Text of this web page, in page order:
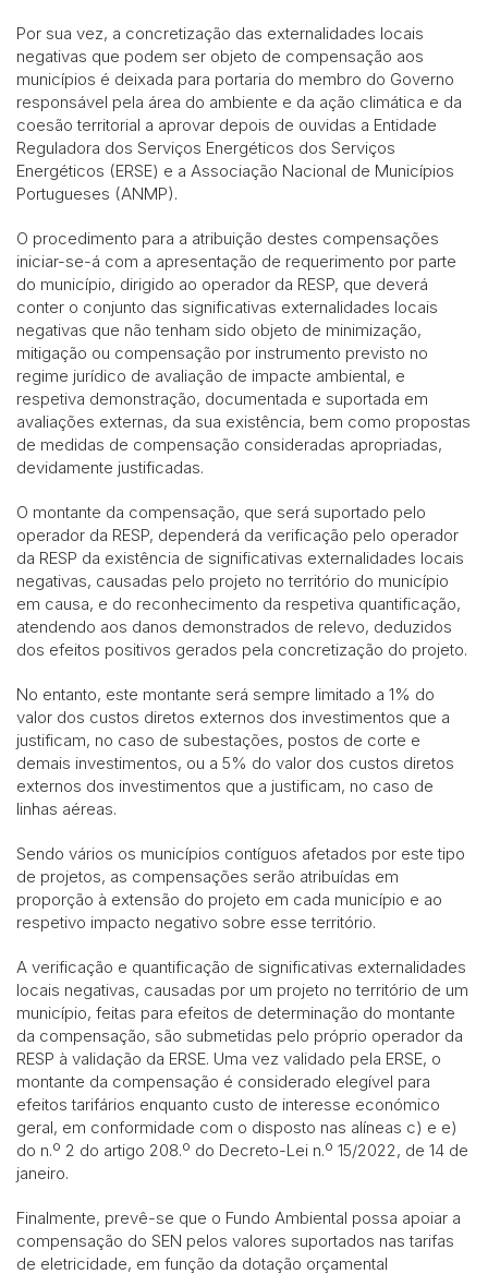
Por sua vez, a concretização das externalidades locais
negativas que podem ser objeto de compensação aos
municípios é deixada para portaria do membro do Governo
responsável pela área do ambiente e da ação climática e da
coesão territorial a aprovar depois de ouvidas a Entidade
Reguladora dos Serviços Energéticos dos Serviços
Energéticos (ERSE) e a Associação Nacional de Municípios
Portugueses (ANMP).
O procedimento para a atribuição destes compensações
iniciar-se-á com a apresentação de requerimento por parte
do município, dirigido ao operador da RESP, que deverá
conter o conjunto das significativas externalidades locais
negativas que não tenham sido objeto de minimização,
mitigação ou compensação por instrumento previsto no
regime jurídico de avaliação de impacte ambiental, e
respetiva demonstração, documentada e suportada em
avaliações externas, da sua existência, bem como propostas
de medidas de compensação consideradas apropriadas,
devidamente justificadas.
O montante da compensação, que será suportado pelo
operador da RESP, dependerá da verificação pelo operador
da RESP da existência de significativas externalidades locais
negativas, causadas pelo projeto no território do município
em causa, e do reconhecimento da respetiva quantificação,
atendendo aos danos demonstrados de relevo, deduzidos
dos efeitos positivos gerados pela concretização do projeto.
No entanto, este montante será sempre limitado a 1% do
valor dos custos diretos externos dos investimentos que a
justificam, no caso de subestações, postos de corte e
demais investimentos, ou a 5% do valor dos custos diretos
externos dos investimentos que a justificam, no caso de
linhas aéreas.
Sendo vários os municípios contíguos afetados por este tipo
de projetos, as compensações serão atribuídas em
proporção à extensão do projeto em cada município e ao
respetivo impacto negativo sobre esse território.
A verificação e quantificação de significativas externalidades
locais negativas, causadas por um projeto no território de um
município, feitas para efeitos de determinação do montante
da compensação, são submetidas pelo próprio operador da
RESP à validação da ERSE. Uma vez validado pela ERSE, o
montante da compensação é considerado elegível para
efeitos tarifários enquanto custo de interesse económico
geral, em conformidade com o disposto nas alíneas c) e e)
do n.º 2 do artigo 208.º do Decreto-Lei n.º 15/2022, de 14 de
janeiro.
Finalmente, prevê-se que o Fundo Ambiental possa apoiar a
compensação do SEN pelos valores suportados nas tarifas
de eletricidade, em função da dotação orçamental